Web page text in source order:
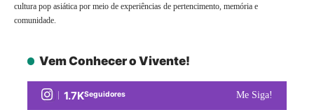
cultura pop asiática por meio de experiências de pertencimento, memória e
comunidade.
Vem Conhecer o Vivente!
1.7KSeguidores Me Siga!